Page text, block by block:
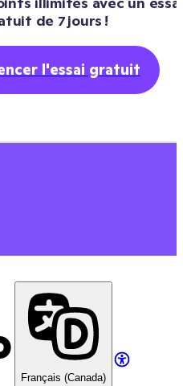
de 7 jours !
l'essai gratuit
Français (Canada)